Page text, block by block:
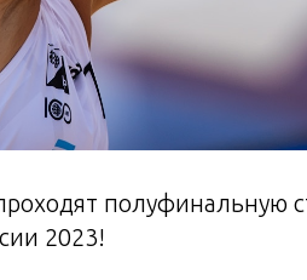
полуфинальную
2023!